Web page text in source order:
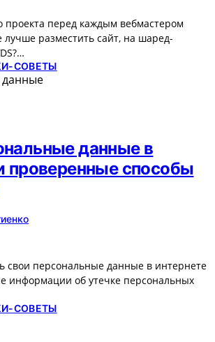
проекта перед каждым вебмастером
лучше разместить сайт, на шаред-
СОВЕТЫ
данные в
проверенные способы
свои персональные данные в интернете
информации об утечке персональных
СОВЕТЫ